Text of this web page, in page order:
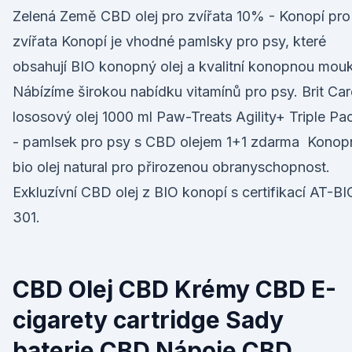
Zelená Země CBD olej pro zvířata 10% - Konopí pro
zvířata Konopí je vhodné pamlsky pro psy, které
obsahují BIO konopný olej a kvalitní konopnou
Nábízíme širokou nabídku vitamínů pro psy. Brit
lososový olej 1000 ml Paw-Treats Agility+ Triple
- pamlsek pro psy s CBD olejem 1+1 zdarma
bio olej natural pro přirozenou obranyschopnost.
Exkluzívní CBD olej z BIO konopí s certifikací AT-
301.
CBD Olej CBD Krémy CBD E-
cigarety cartridge Sady